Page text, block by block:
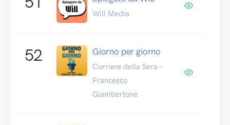
Will Media
52 Giorno per giorno
Corriere della Sera –
Francesco
Giambertone